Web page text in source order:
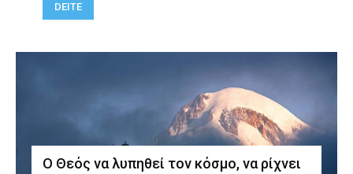
DEITE
Ο Θεός να λυπηθεί τον κόσμο, να ρίχνει